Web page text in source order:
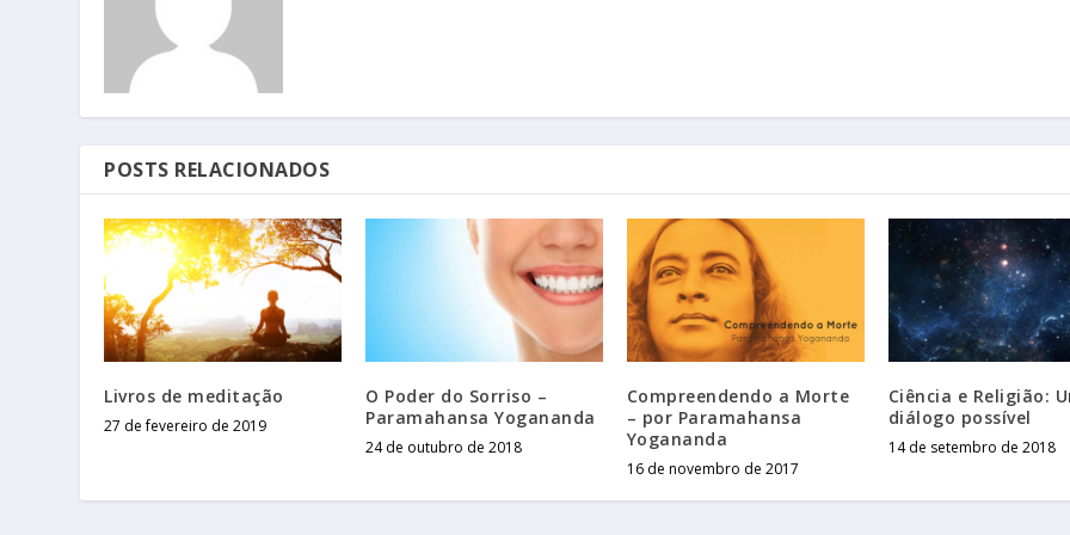
POSTS RELACIONADOS
Livros de meditação
27 de fevereiro de 2019
O Poder do Sorriso –
Paramahansa Yogananda
24 de outubro de 2018
Compreendendo a Morte
– por Paramahansa
Yogananda
16 de novembro de 2017
Ciência e Religião:
diálogo possível
14 de setembro de 2018